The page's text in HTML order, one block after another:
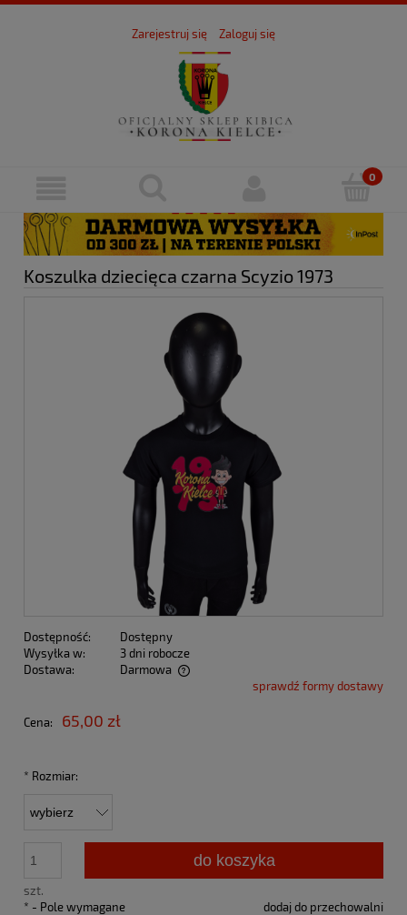
Zarejestruj się Zaloguj się
Koszulka dziecięca czarna Scyzio 1973
Dostępność:
Dostępny
Wysyłka w:
3 dni robocze
Dostawa:
Darmowa
Cena nie zawiera ewentualnych kosztów płatnościsprawdź formy dostawy
Cena: 65,00 zł
* Rozmiar:
szt.
do koszyka
dodaj do przechowalni
* - Pole wymagane